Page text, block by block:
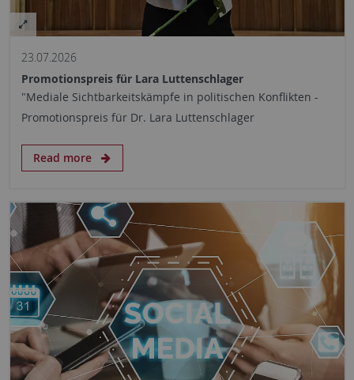
23.07.2026
Promotionspreis für Lara Luttenschlager
"Mediale Sichtbarkeitskämpfe in politischen Konflikten -
Promotionspreis für Dr. Lara Luttenschlager
Read more